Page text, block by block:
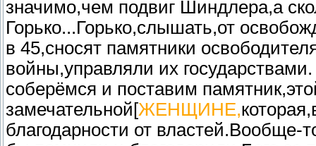
значимо,чем подвиг Шиндлера,а
Горько...Горько,слышать,от
в 45,сносят памятники
войны,управляли их
соберёмся и поставим
замечательной[ЖЕНЩИНЕ,
благодарности от властей.Вообще-